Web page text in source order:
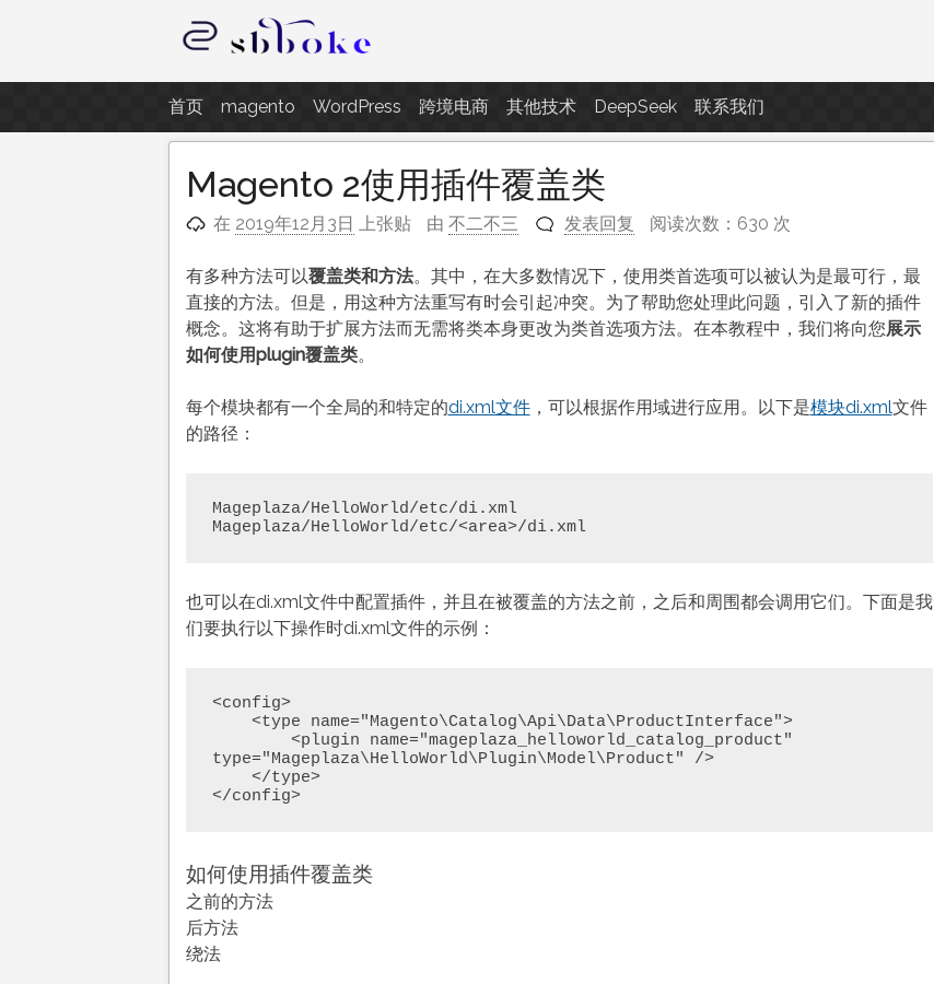
至
内
容
记录跨境电商独立站开发遇到的点点滴滴
首页 magento WordPress 跨境电商 其他技术 DeepSeek 联系我们
Magento 2使用插件覆盖类
在 2019年12月3日 上张贴 由不二不三 发表回复 阅读次数：630 次
有多种方法可以覆盖类和方法。其中，在大多数情况下，使用类首选项可以被认为是最可行，最
直接的方法。但是，用这种方法重写有时会引起冲突。为了帮助您处理此问题，引入了新的插件
概念。这将有助于扩展方法而无需将类本身更改为类首选项方法。在本教程中，我们将向您展示
如何使用plugin覆盖类。
每个模块都有一个全局的和特定的di.xml文件，可以根据作用域进行应用。以下是模块di.xml文件
的路径：
Mageplaza/HelloWorld/etc/di.xml
Mageplaza/HelloWorld/etc/<area>/di.xml
也可以在di.xml文件中配置插件，并且在被覆盖的方法之前，之后和周围都会调用它们。下面是我
们要执行以下操作时di.xml文件的示例：
<config>
type="Mageplaza\HelloWorld\Plugin\Model\Product" />
</config>
如何使用插件覆盖类
之前的方法
后方法
绕法